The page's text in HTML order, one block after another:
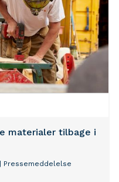
materialer tilbage i
Pressemeddelelse